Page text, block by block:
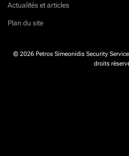
Actualités et articles
Plan du site
© 2026 Petros Simeonidis Security
droits